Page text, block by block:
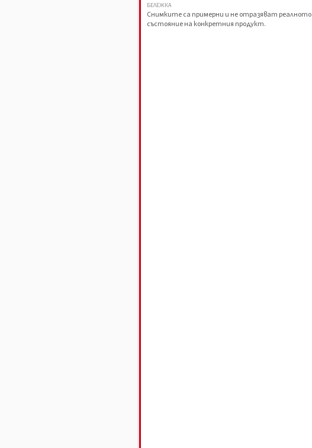
БЕЛЕЖКА
Снимките са примерни и не отразяват реалното
състояние на конкретния продукт.